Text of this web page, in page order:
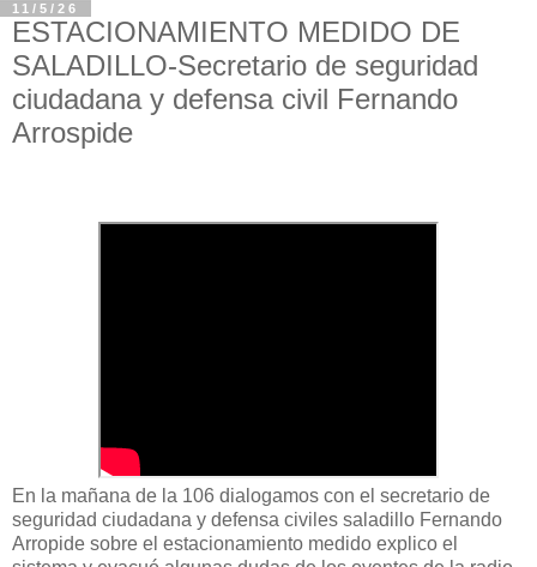
11/5/26
ESTACIONAMIENTO MEDIDO DE
SALADILLO-Secretario de seguridad
ciudadana y defensa civil Fernando
Arrospide
En la mañana de la 106 dialogamos con el secretario de
seguridad ciudadana y defensa civiles saladillo Fernando
Arropide sobre el estacionamiento medido explico el